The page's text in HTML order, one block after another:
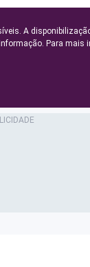
A
Para mais